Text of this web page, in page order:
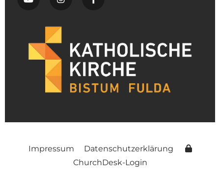
Impressum
Datenschutzerklärung
ChurchDesk-Login